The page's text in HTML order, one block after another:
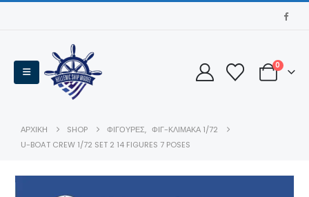
0
ΑΡΧΙΚΉ SHOP ΦΙΓΟΥΡΕΣ, ΦΙΓ-ΚΛΊΜΑΚΑ 1/72
U-BOAT CREW 1/72 SET 2 14 FIGURES 7 POSES